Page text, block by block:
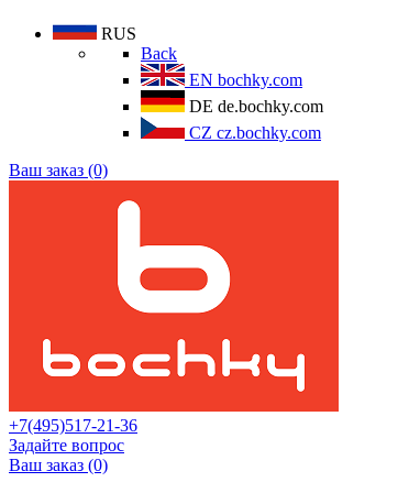
RUS
Back
EN bochky.com
DE de.bochky.com
CZ cz.bochky.com
Ваш заказ (0)
+7(495)517-21-36
Задайте вопрос
Ваш заказ (0)